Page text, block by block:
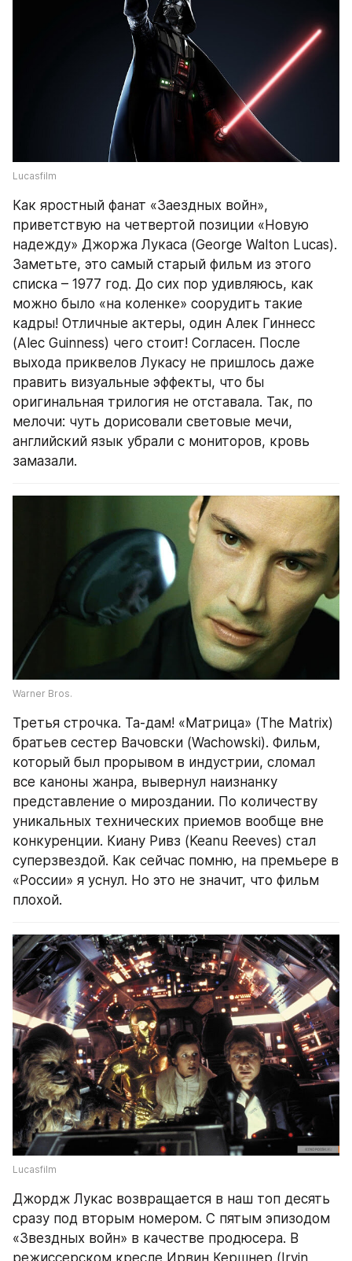
Lucasfilm
Как яростный фанат «Заездных войн»,
приветствую на четвертой позиции «Новую
надежду» Джоржа Лукаса (George Walton Lucas).
Заметьте, это самый старый фильм из этого
списка – 1977 год. До сих пор удивляюсь, как
можно было «на коленке» соорудить такие
кадры! Отличные актеры, один Алек Гиннесс
(Alec Guinness) чего стоит! Согласен. После
выхода приквелов Лукасу не пришлось даже
править визуальные эффекты, что бы
оригинальная трилогия не отставала. Так, по
мелочи: чуть дорисовали световые мечи,
английский язык убрали с мониторов, кровь
замазали.
Warner Bros.
Третья строчка. Та-дам! «Матрица» (The Matrix)
братьев сестер Вачовски (Wachowski). Фильм,
который был прорывом в индустрии, сломал
все каноны жанра, вывернул наизнанку
представление о мироздании. По количеству
уникальных технических приемов вообще вне
конкуренции. Киану Ривз (Keanu Reeves) стал
суперзвездой. Как сейчас помню, на премьере в
«России» я уснул. Но это не значит, что фильм
плохой.
Lucasfilm
Джордж Лукас возвращается в наш топ десять
сразу под вторым номером. С пятым эпизодом
«Звездных войн» в качестве продюсера. В